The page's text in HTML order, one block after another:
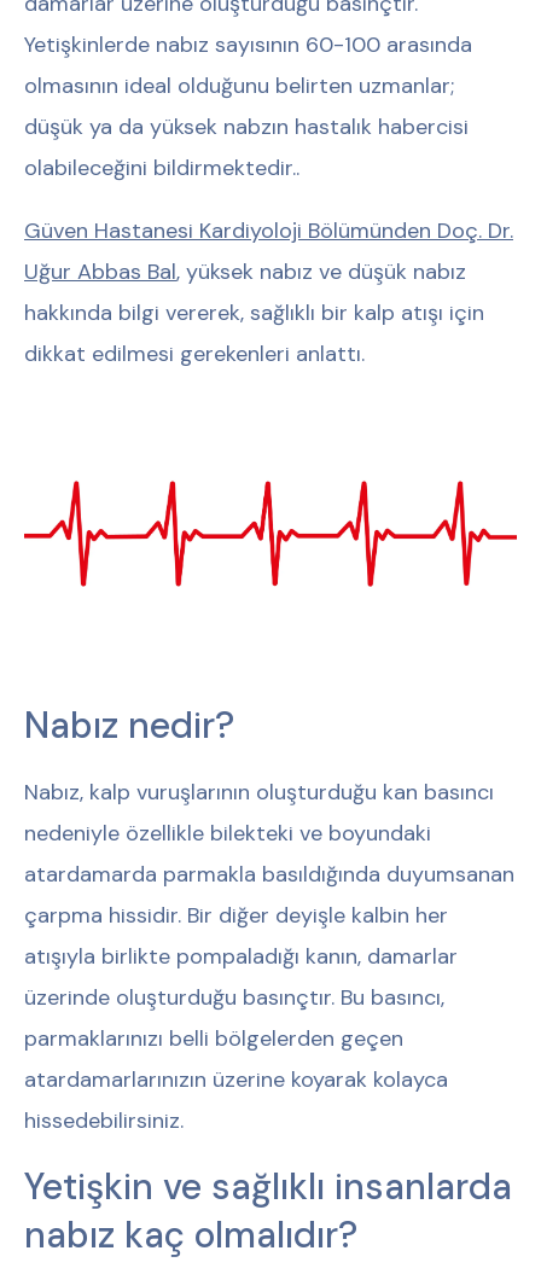
Yetişkinlerde nabız sayısının 60-100 arasında
olmasının ideal olduğunu belirten uzmanlar;
düşük ya da yüksek nabzın hastalık habercisi
olabileceğini bildirmektedir..
Güven Hastanesi Kardiyoloji Bölümünden Doç. Dr.
Uğur Abbas Bal, yüksek nabız ve düşük nabız
hakkında bilgi vererek, sağlıklı bir kalp atışı için
dikkat edilmesi gerekenleri anlattı.
Nabız nedir?
Nabız, kalp vuruşlarının oluşturduğu kan basıncı
nedeniyle özellikle bilekteki ve boyundaki
atardamarda parmakla basıldığında duyumsanan
çarpma hissidir. Bir diğer deyişle kalbin her
atışıyla birlikte pompaladığı kanın, damarlar
üzerinde oluşturduğu basınçtır. Bu basıncı,
parmaklarınızı belli bölgelerden geçen
atardamarlarınızın üzerine koyarak kolayca
hissedebilirsiniz.
Yetişkin ve sağlıklı insanlarda
nabız kaç olmalıdır?